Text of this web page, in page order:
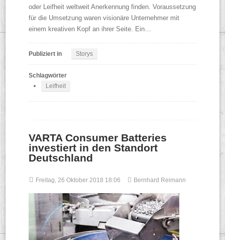
oder Leifheit weltweit Anerkennung finden. Voraussetzung
für die Umsetzung waren visionäre Unternehmer mit
einem kreativen Kopf an ihrer Seite. Ein…
Publiziert in Storys
Schlagwörter
Leifheit
VARTA Consumer Batteries
investiert in den Standort
Deutschland
Freitag, 26 Oktober 2018 18:06 Bernhard Reimann